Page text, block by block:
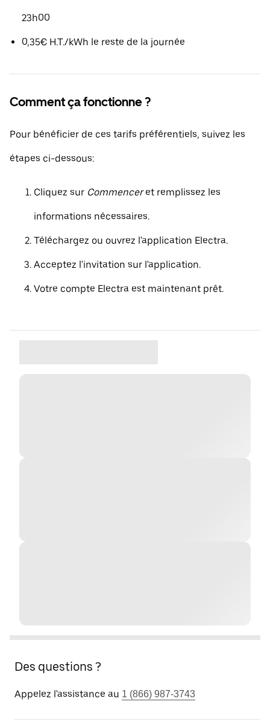
23h00
0,35€ H.T./kWh le reste de la journée
Comment ça fonctionne ?
Pour bénéficier de ces tarifs préférentiels, suivez les
étapes ci-dessous:
Cliquez sur Commenceret remplissez les
informations nécessaires.
Téléchargez ou ouvrez l'application Electra.
Acceptez l'invitation sur l'application.
Votre compte Electra est maintenant prêt.
Des questions ?
Appelez l'assistance au 1 (866) 987-3743